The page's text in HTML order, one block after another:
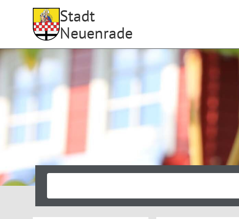
Stadt
Neuenrade